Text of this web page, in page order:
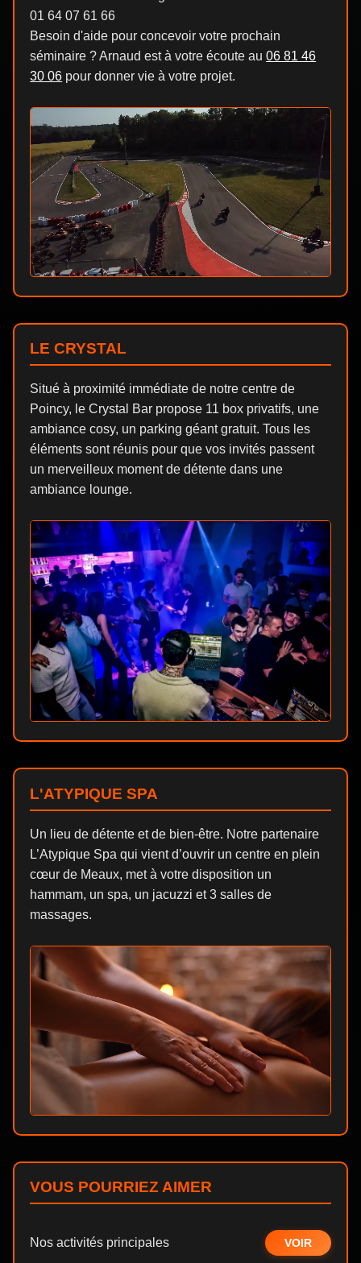
01 64 07 61 66
Besoin d'aide pour concevoir votre prochain
séminaire ? Arnaud est à votre écoute au06 81 46
30 06 pour donner vie à votre projet.
LE CRYSTAL
Situé à proximité immédiate de notre centre de
Poincy, le Crystal Bar propose 11 box privatifs, une
ambiance cosy, un parking géant gratuit. Tous les
éléments sont réunis pour que vos invités passent
un merveilleux moment de détente dans une
ambiance lounge.
L'ATYPIQUE SPA
Un lieu de détente et de bien-être. Notre partenaire
L’Atypique Spa qui vient d’ouvrir un centre en plein
cœur de Meaux, met à votre disposition un
hammam, un spa, un jacuzzi et 3 salles de
massages.
VOUS POURRIEZ AIMER
Nos activités principales VOIR